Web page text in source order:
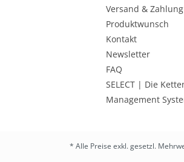
Versand & Zahlung
Produktwunsch
Kontakt
Newsletter
FAQ
SELECT | Die
Management
* Alle Preise exkl. gesetzl.